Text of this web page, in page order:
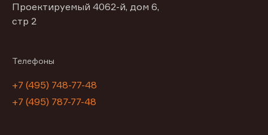
Проектируемый 4062-й, дом 6,
стр 2
Телефоны
+7 (495) 748-77-48
+7 (495) 787-77-48